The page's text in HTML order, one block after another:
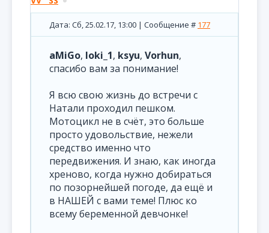
Дата: Сб, 25.02.17, 13:00 | Сообщение # 177
aMiGo, loki_1, ksyu, Vorhun,
спасибо вам за понимание!
Я всю свою жизнь до встречи с
Натали проходил пешком.
Мотоцикл не в счёт, это больше
просто удовольствие, нежели
средство именно что
передвижения. И знаю, как иногда
хреново, когда нужно добираться
по позорнейшей погоде, да ещё и
в НАШЕЙ с вами теме! Плюс ко
всему беременной девчонке!